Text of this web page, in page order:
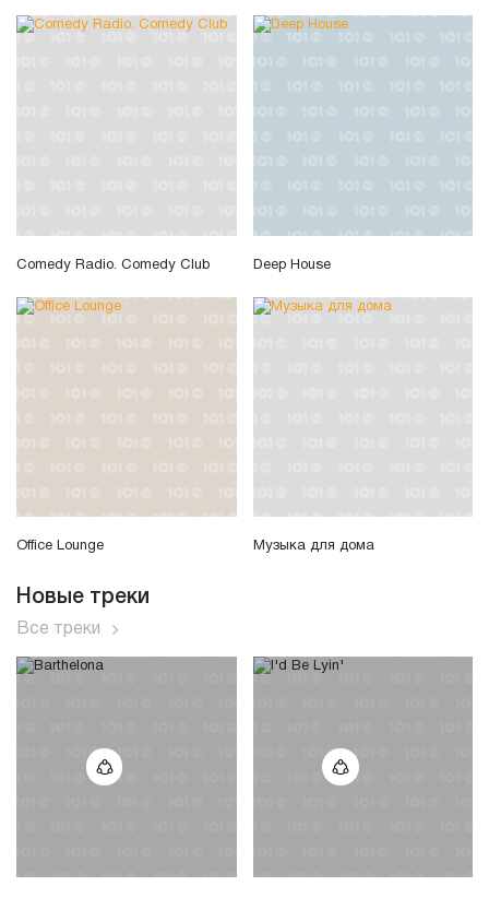
Comedy Radio. Comedy Club Deep House
Office Lounge Музыка для дома
Новые треки
Все треки